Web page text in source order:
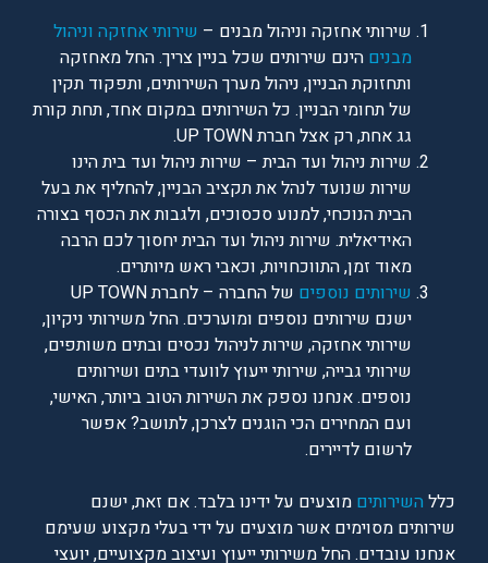
שירותי אחזקה וניהול מבנים – שירותי אחזקה וניהול
מבנים הינם שירותים שכל בניין צריך. החל מאחזקה
ותחזוקת הבניין, ניהול מערך השירותים, ותפקוד תקין
של תחומי הבניין. כל השירותים במקום אחד, תחת קורת
גג אחת, רק אצל חברת UP TOWN.
שירות ניהול ועד הבית – שירות ניהול ועד בית הינו
שירות שנועד לנהל את תקציב הבניין, להחליף את בעל
הבית הנוכחי, למנוע סכסוכים, ולגבות את הכסף בצורה
האידיאלית. שירות ניהול ועד הבית יחסוך לכם הרבה
מאוד זמן, התווכחויות, וכאבי ראש מיותרים.
שירותים נוספים
של החברה – לחברת UP TOWN
ישנם שירותים נוספים ומוערכים. החל משירותי ניקיון,
שירותי אחזקה, שירות לניהול נכסים ובתים משותפים,
שירותי גבייה, שירותי ייעוץ לוועדי בתים ושירותים
נוספים. אנחנו נספק את השירות הטוב ביותר, האישי,
ועם המחירים הכי הוגנים לצרכן, לתושב? אפשר
לרשום לדיירים.
כלל השירותים מוצעים על ידינו בלבד. אם זאת, ישנם
שירותים מסוימים אשר מוצעים על ידי בעלי מקצוע שעימם
אנחנו עובדים. החל משירותי ייעוץ ועיצוב מקצועיים, יועצי